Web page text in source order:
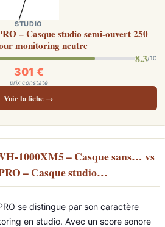
STUDIO
– Casque studio semi-ouvert 250
monitoring neutre
8.3/10
301 €
prix constaté
Voir la fiche →
1000XM5 – Casque sans… vs
– Casque studio…
se distingue par son caractère
en studio. Avec un score sonore